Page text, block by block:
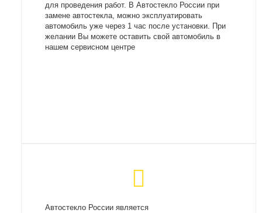
для проведения работ. В Автостекло России при
замене автостекла, можно эксплуатировать
автомобиль уже через 1 час после установки. При
желании Вы можете оставить свой автомобиль в
нашем сервисном центре
Автостекло России является